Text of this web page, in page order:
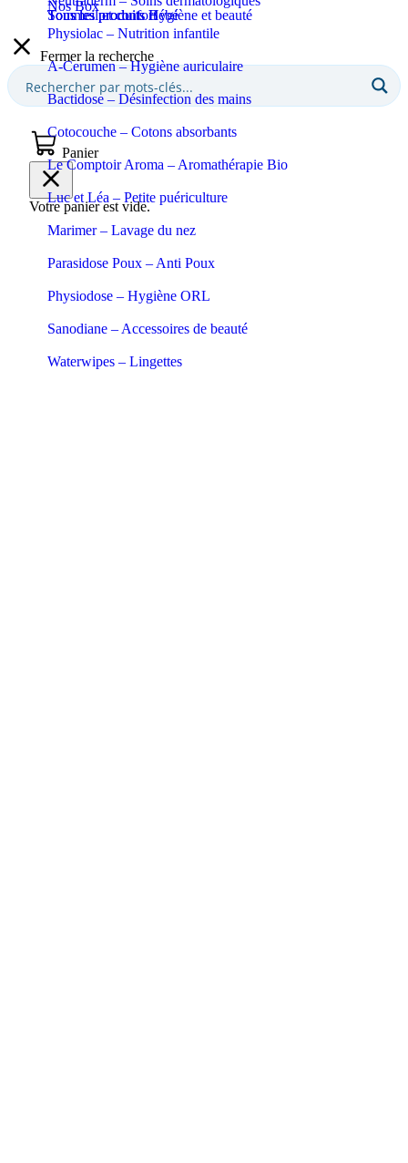
Sommeil et confort
Tous les produits Bébé
Tous les produits Hygiène et beauté
Physiolac – Nutrition infantile
A-Cerumen – Hygiène auriculaire
Bactidose – Désinfection des mains
Cotocouche – Cotons absorbants
Le Comptoir Aroma – Aromathérapie Bio
Luc et Léa – Petite puériculture
Marimer – Lavage du nez
Parasidose Poux – Anti Poux
Physiodose – Hygiène ORL
Sanodiane – Accessoires de beauté
Waterwipes – Lingettes
Nos Box
Fermer la recherche
Panier
Votre panier est vide.